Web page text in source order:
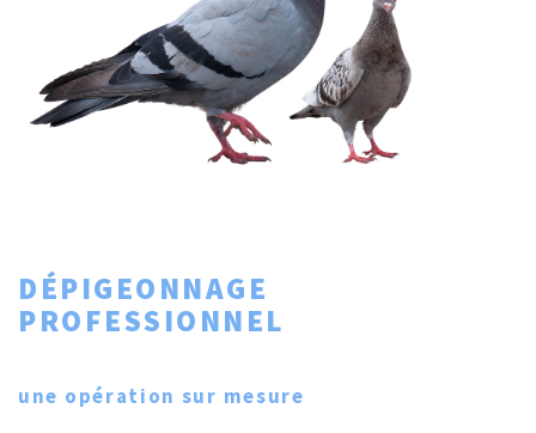
DÉPIGEONNAGE
PROFESSIONNEL
une opération sur mesure